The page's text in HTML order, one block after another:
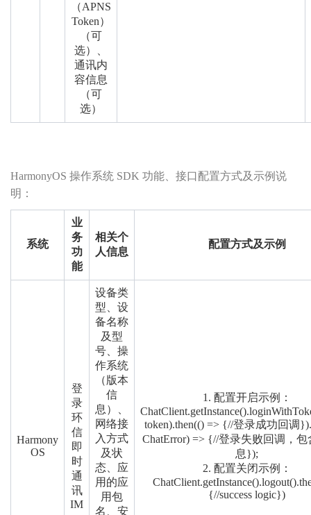
（APNS
Token）
（可
选）、
通讯内
容信息
（可
选）
HarmonyOS 操作系统 SDK 功能、接口配置方式及示例说
明：
系统
业
务
功
能
相关个
人信息
配置方式及示例
Harmony
OS
登
录
环
信
即
时
通
讯
IM
设备类
型、设
备名称
及型
号、操
作系统
（版本
信
息）、
网络接
入方式
及状
态、应
用的应
用包
名、安
1. 配置开启示例：
token).then(() => {//登录成功回调
ChatError) => {//登录失败回调，包
息});
2. 配置关闭示例：
{//success logic})